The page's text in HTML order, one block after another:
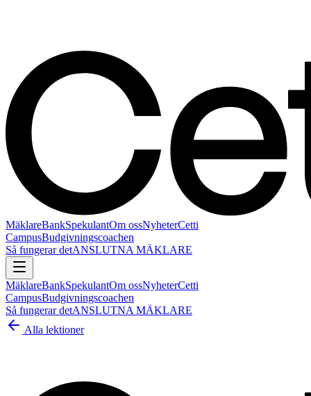
MäklareBankSpekulantOm ossNyheterCetti
CampusBudgivningscoachen
Så fungerar detANSLUTNA MÄKLARE
MäklareBankSpekulantOm ossNyheterCetti
CampusBudgivningscoachen
Så fungerar detANSLUTNA MÄKLARE
Alla lektioner